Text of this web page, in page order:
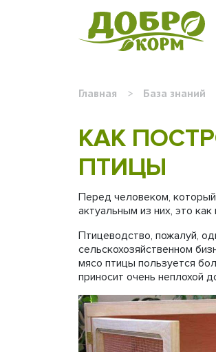
Главная > База знаний
КАК
ПТИЦЫ
Перед человеком,
актуальным из них, это
Птицеводство, пожалуй,
сельскохозяйственном
мясо птицы пользуется
приносит очень неплохой